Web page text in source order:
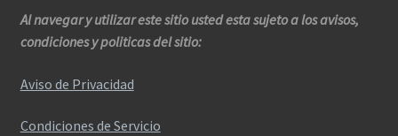
Al navegar y utilizar este sitio usted esta sujeto a los avisos,
condiciones y politicas del sitio:
Aviso de Privacidad
Condiciones de Servicio